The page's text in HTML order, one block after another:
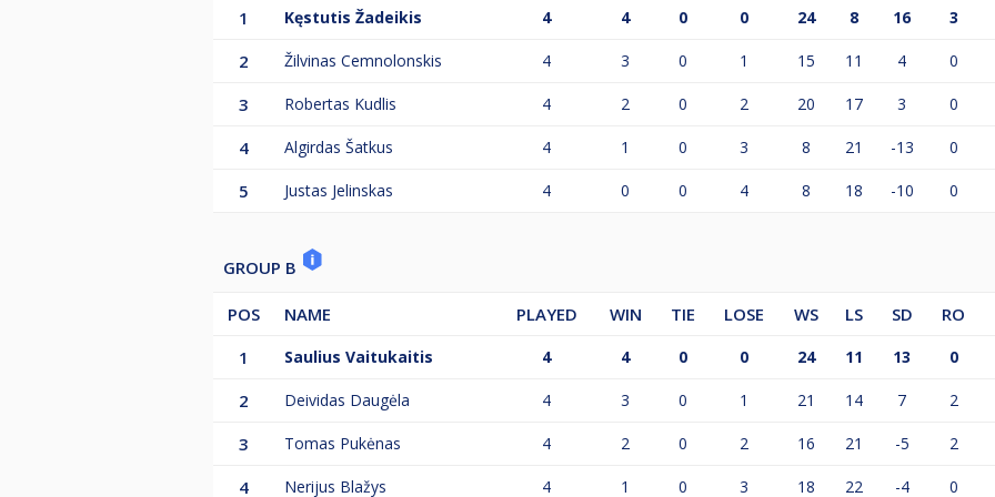
• Esant iki 23 dalyvių žaidžiama round robin formatu grupėse. Grupėje nemažiau kaip 4
žaidžiama dviejų minusų sistema.
Priklausomai nuo dalyvių skaičiaus bus paskelbta varžybų dieną.
Disciplina :
Startinis įnašas:
Aprangos kodas B: polo marškinėliai, tamsios kelnės (džinsai galimi), tamsūs, vienos spalvos
ŽAIDŽIANTYS TEISĖJAI
Kadangi teisėjų neturime, iškilusias sudėtingas ar abejotinas situacijas padės išspręsti
Račius, Žilvinas Cemnolonskis ir Robertas Kudlis. Žaidžiant Donatui - kreiptis į Žilviną,
Robertą Kudlį.
1
Kęstutis Žadeikis 4 4 0 0 24 8 16 3
2 Žilvinas Cemnolonskis 4 3 0 1 15 11 4 0
3 Robertas Kudlis 4 2 0 2 20 17 3 0
4 Algirdas Šatkus 4 1 0 3 8 21 -13 0
5 Justas Jelinskas 4 0 0 4 8 18 -10 0
GROUP B
POS NAME PLAYED WIN TIE LOSE WS LS SD RO
1
Saulius Vaitukaitis 4 4 0 0 24 11 13 0
2 Deividas Daugėla 4 3 0 1 21 14 7 2
3 Tomas Pukėnas 4 2 0 2 16 21 -5 2
4 Nerijus Blažys 4 1 0 3 18 22 -4 0